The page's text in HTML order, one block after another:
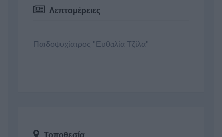
Λεπτομέρειες
Παιδοψυχίατρος "Ευθαλία Τζίλα"
Τοποθεσία